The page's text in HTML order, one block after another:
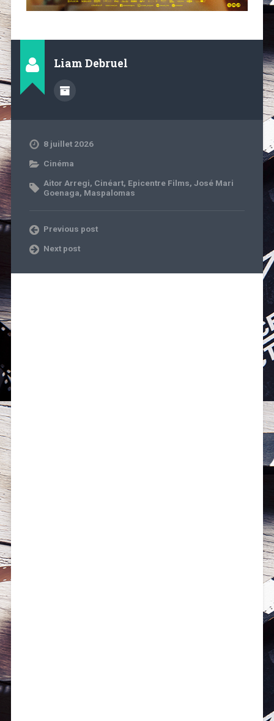
Liam Debruel
8 juillet 2026
Cinéma
Aitor Arregi, Cinéart, Epicentre Films, José Mari
Goenaga, Maspalomas
Previous post
Next post